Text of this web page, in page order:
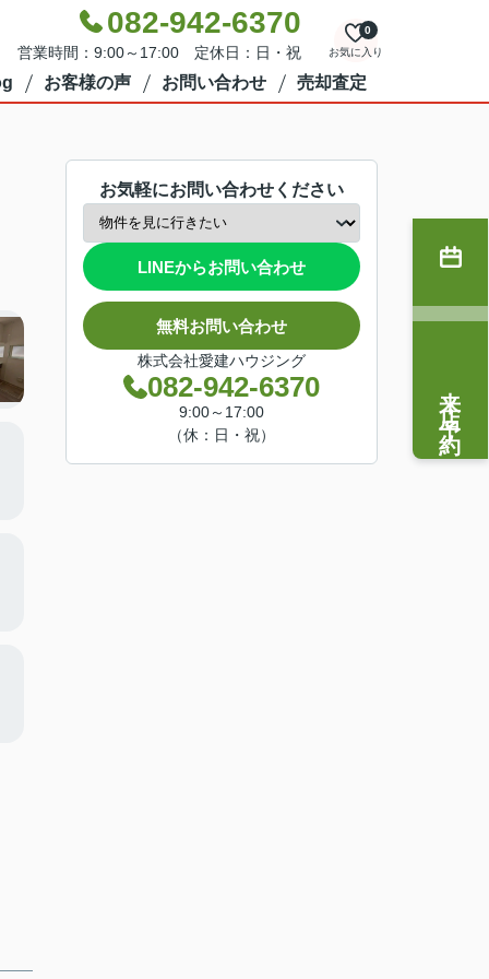
082-942-6370
営業時間：9:00～17:00 定休日：日・祝 お気に入り
0
お客様の声 お問い合わせ 売却査定
お気軽にお問い合わせください
LINEからお問い合わせ
無料お問い合わせ
株式会社愛建ハウジング
082-942-6370
9:00～17:00
（休：日・祝）
来店予約